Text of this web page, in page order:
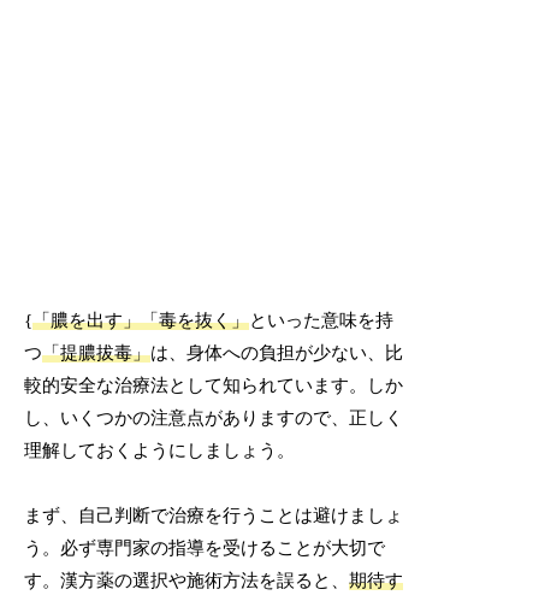
{「膿を出す」「毒を抜く」といった意味を持
つ「提膿拔毒」は、身体への負担が少ない、比
較的安全な治療法として知られています。しか
し、いくつかの注意点がありますので、正しく
理解しておくようにしましょう。
まず、自己判断で治療を行うことは避けましょ
う。必ず専門家の指導を受けることが大切で
す。漢方薬の選択や施術方法を誤ると、期待す